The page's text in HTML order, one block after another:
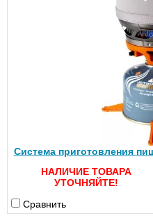
Система приготовления
НАЛИЧИЕ ТОВАРА
УТОЧНЯЙТЕ!
Сравнить